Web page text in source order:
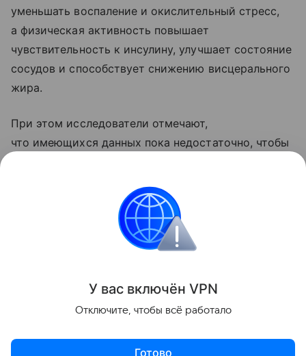
уменьшать воспаление и окислительный стресс,
а физическая активность повышает
чувствительность к инсулину, улучшает состояние
сосудов и способствует снижению висцерального
жира.
При этом исследователи отмечают,
что имеющихся данных пока недостаточно, чтобы
чем каждый из этих методов по отдельности.
Поделиться
У вас включён VPN
Отключите, чтобы всё работало
Готово